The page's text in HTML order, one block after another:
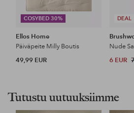
COSYBED 30%
Ellos Home
Päiväpeite Milly Boutis
49,99 EUR
DEAL
Nude
6 EUR
Tutustu uutuuksiimme